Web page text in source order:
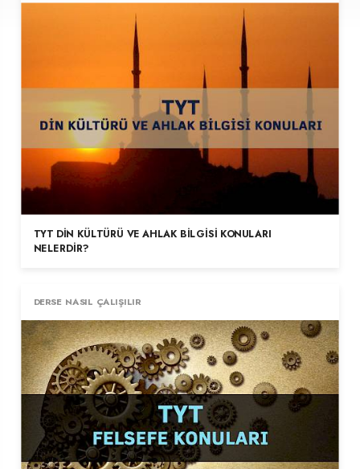
TYT DIN KÜLTÜRÜ VE AHLAK BILGISI KONULARI
NELERDIR?
DERSE NASIL ÇALIŞILIR